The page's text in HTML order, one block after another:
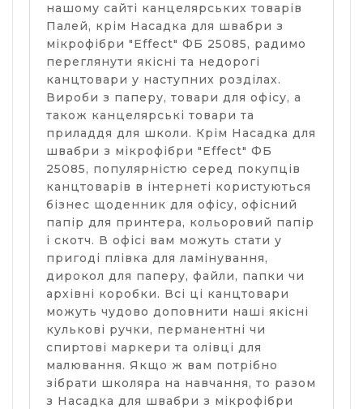
нашому сайті канцелярських товарів
Палей, крім Насадка для швабри з
мікрофібри "Effect" ФБ 25085, радимо
переглянути якісні та недорогі
канцтовари у наступних розділах.
Вироби з паперу, товари для офісу, а
також канцелярські товари та
приладдя для школи. Крім Насадка для
швабри з мікрофібри "Effect" ФБ
25085, популярністю серед покупців
канцтоварів в інтернеті користуються
бізнес щоденник для офісу, офісний
папір для принтера, кольоровий папір
і скотч. В офісі вам можуть стати у
пригоді плівка для ламінування,
дирокол для паперу, файли, папки чи
архівні коробки. Всі ці канцтовари
можуть чудово доповнити наші якісні
кулькові ручки, перманентні чи
спиртові маркери та олівці для
малювання. Якщо ж вам потрібно
зібрати школяра на навчання, то разом
з Насадка для швабри з мікрофібри